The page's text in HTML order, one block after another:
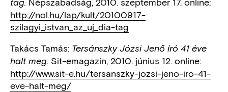
tag. Népszabadság, 2010. szeptember 17. online:
http://nol.hu/lap/kult/20100917-
szilagyi_istvan_az_uj_dia-tag
Takács Tamás: Tersánszky Józsi Jenő író 41 éve
halt meg. Sit-emagazin, 2010. június 12. online:
http://www.sit-e.hu/tersanszky-jozsi-jeno-iro-41-
eve-halt-meg/